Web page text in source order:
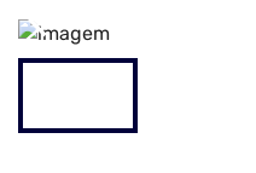
arrow_back_ios_new